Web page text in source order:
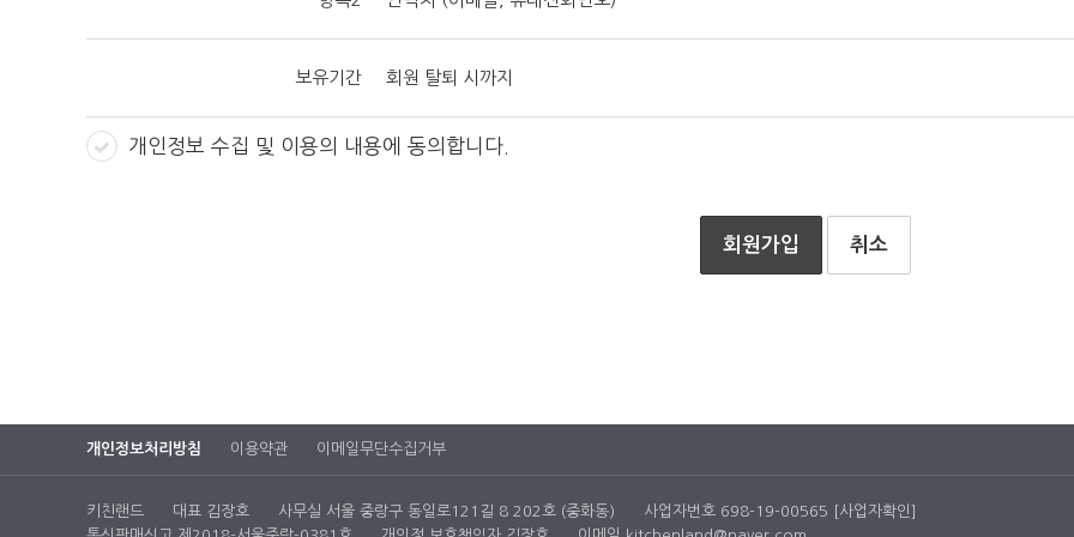
⑤ "몰"이 약관을 개정할 경우에는 그 개정약관은 그 적용일자 이후에 체결되는 계약에만 적용되고 그 이전에 이미 체결된 계약에
자보호지침 및 관계법령 또는 상관례에 따릅니다.
제4조(서비스의 제공 및 변경)
③ 사업종목의 전환, 사업의 포기, 업체간의 통합 등의 이유로 서비스를 제공할 수 없게 되는 경우에는 "몰"은 제8조에 정한 방법
보유기간 회원 탈퇴 시까지
개인정보 수집 및 이용의 내용에 동의합니다.
취소
개인정보처리방침 이용약관 이메일무단수집거부
키친랜드 대표 김장호 사무실 서울 중랑구 동일로121길 8 202호 (중화동) 사업자번호 698-19-00565
[사업자확인]